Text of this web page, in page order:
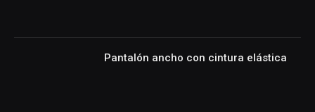
Pantalón ancho con cintura elástica